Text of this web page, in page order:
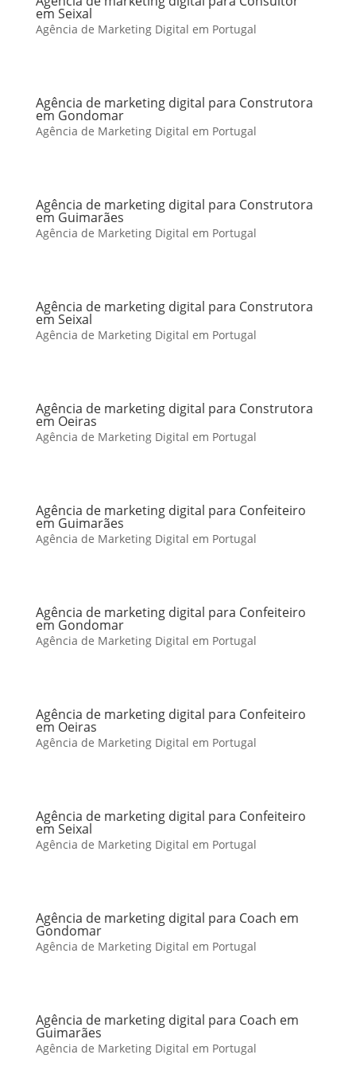
em Seixal
Agência de Marketing Digital em Portugal
Agência de marketing digital para Construtora
em Gondomar
Agência de Marketing Digital em Portugal
Agência de marketing digital para Construtora
em Guimarães
Agência de Marketing Digital em Portugal
Agência de marketing digital para Construtora
em Seixal
Agência de Marketing Digital em Portugal
Agência de marketing digital para Construtora
em Oeiras
Agência de Marketing Digital em Portugal
Agência de marketing digital para Confeiteiro
em Guimarães
Agência de Marketing Digital em Portugal
Agência de marketing digital para Confeiteiro
em Gondomar
Agência de Marketing Digital em Portugal
Agência de marketing digital para Confeiteiro
em Oeiras
Agência de Marketing Digital em Portugal
Agência de marketing digital para Confeiteiro
em Seixal
Agência de Marketing Digital em Portugal
Agência de marketing digital para Coach em
Gondomar
Agência de Marketing Digital em Portugal
Agência de marketing digital para Coach em
Guimarães
Agência de Marketing Digital em Portugal